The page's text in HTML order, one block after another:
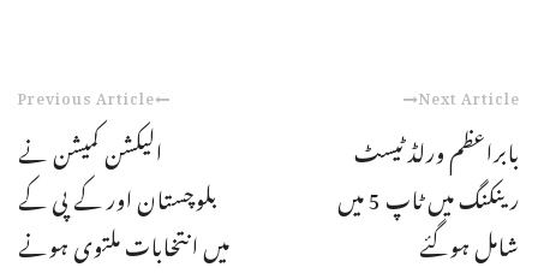
Previous Article
الیکشن کمیشن نے
بلوچستان اور کے پی کے
میں انتخابات ملتوی ہونے
Next Article
بابراعظم ورلڈ ٹیسٹ
رینکنگ میں ٹاپ 5 میں
شامل ہوگئے